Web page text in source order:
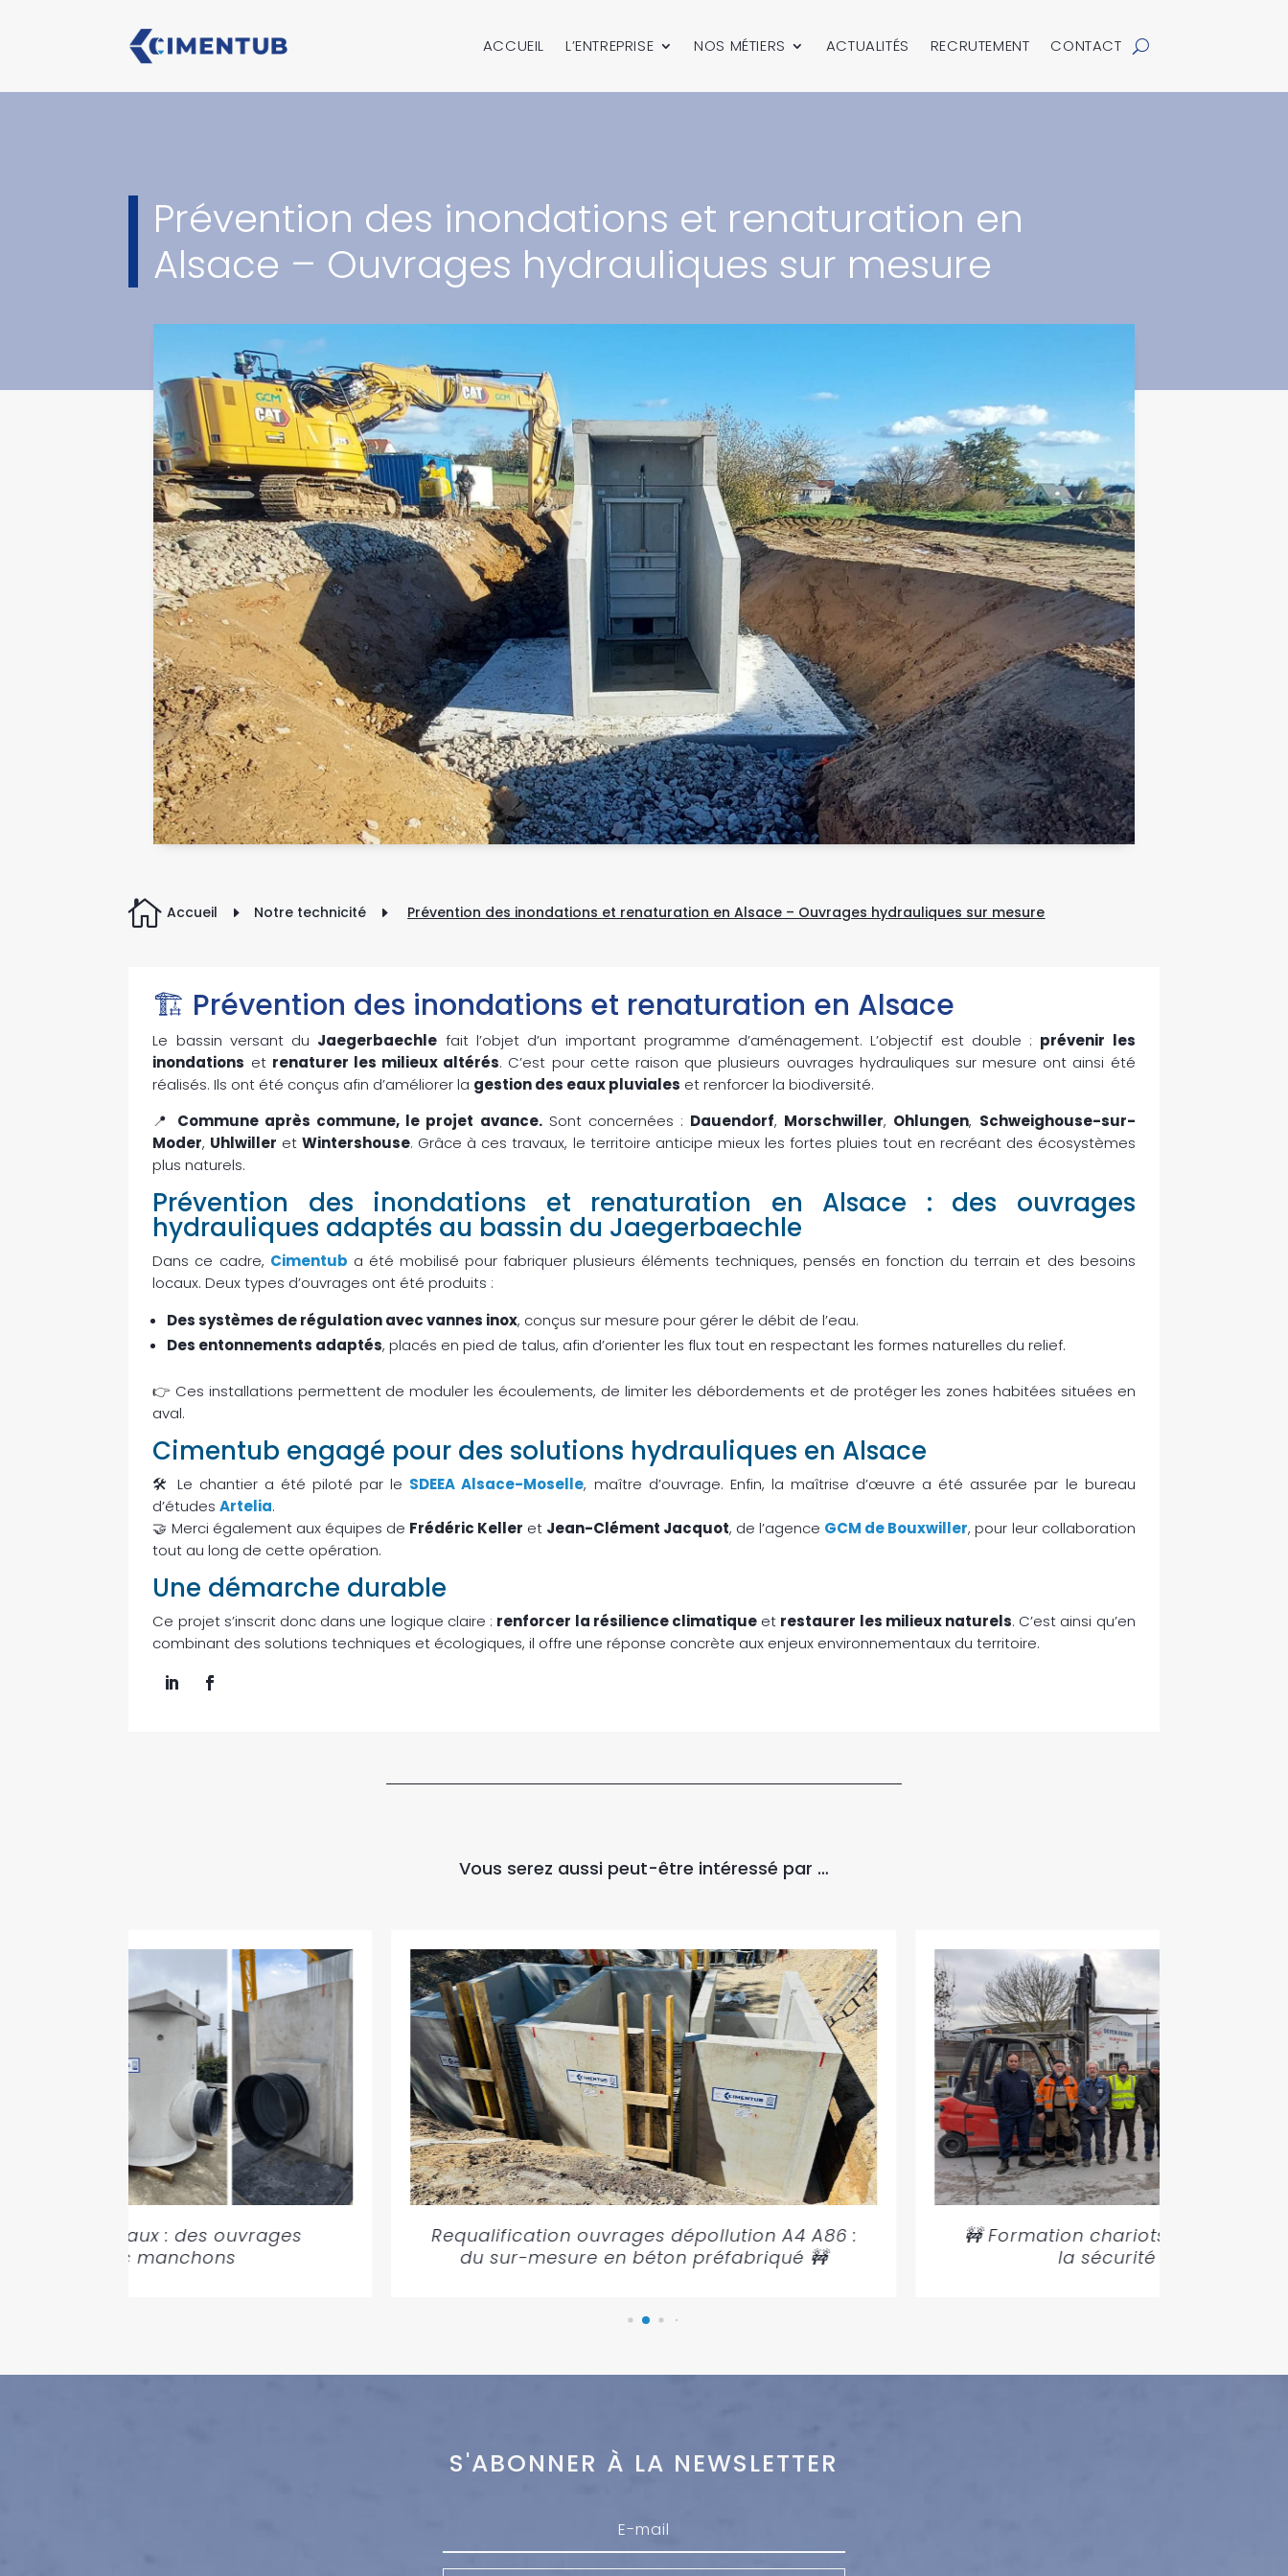
ACCUEIL L’ENTREPRISE NOS MÉTIERS ACTUALITÉS RECRUTEMENT CONTACT
Prévention des inondations et renaturation en
Alsace – Ouvrages hydrauliques sur mesure
 Accueil E Notre technicité E Prévention des inondations et renaturation en Alsace – Ouvrages hydrauliques sur mesure
🏗 Prévention des inondations et renaturation en Alsace
Le bassin versant du Jaegerbaechle fait l’objet d’un important programme d’aménagement. L’objectif est double : prévenir les
inondations et renaturer les milieux altérés. C’est pour cette raison que plusieurs ouvrages hydrauliques sur mesure ont ainsi été
réalisés. Ils ont été conçus afin d’améliorer la gestion des eaux pluviales et renforcer la biodiversité.
📍 Commune après commune, le projet avance.Sont concernées : Dauendorf, Morschwiller, Ohlungen, Schweighouse-sur-
Moder, Uhlwiller etWintershouse. Grâce à ces travaux, le territoire anticipe mieux les fortes pluies tout en recréant des écosystèmes
plus naturels.
Prévention des inondations et renaturation en Alsace : des ouvrages
hydrauliques adaptés au bassin du Jaegerbaechle
Dans ce cadre, Cimentub a été mobilisé pour fabriquer plusieurs éléments techniques, pensés en fonction du terrain et des besoins
locaux. Deux types d’ouvrages ont été produits :
Des systèmes de régulation avec vannes inox, conçus sur mesure pour gérer le débit de l’eau.
Des entonnements adaptés, placés en pied de talus, afin d’orienter les flux tout en respectant les formes naturelles du relief.
👉 Ces installations permettent de moduler les écoulements, de limiter les débordements et de protéger les zones habitées situées en
aval.
Cimentub engagé pour des solutions hydrauliques en Alsace
🛠 Le chantier a été piloté par le SDEEA Alsace-Moselle, maître d’ouvrage. Enfin, la maîtrise d’œuvre a été assurée par le bureau
d’étudesArtelia.
🤝 Merci également aux équipes de Frédéric Keller et Jean-Clément Jacquot, de l’agence GCM de Bouxwiller, pour leur collaboration
tout au long de cette opération.
Une démarche durable
Ce projet s’inscrit donc dans une logique claire : renforcer la résilience climatiqueet restaurer les milieux naturels. C’est ainsi qu’en
combinant des solutions techniques et écologiques, il offre une réponse concrète aux enjeux environnementaux du territoire.
Vous serez aussi peut-être intéressé par …
multi-matériaux : des ouvrages
adaptés avec manchons
Requalification ouvrages dépollution A4 A86 :
du sur-mesure en béton préfabriqué 🚧
🚧 Formation chariots élévateurs
la sécurité au quotidien
S'ABONNER À LA NEWSLETTER